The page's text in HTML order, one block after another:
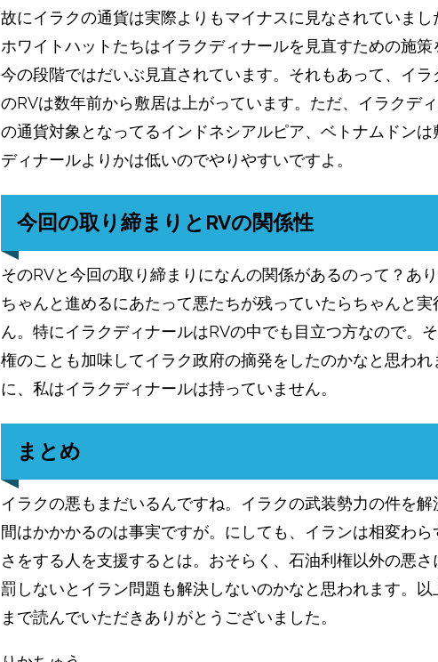
故にイラクの通貨は実際よりもマイナスに見なされていまし
ホワイトハットたちはイラクディナールを見直すための施策
今の段階ではだいぶ見直されています。それもあって、イラ
のRVは数年前から敷居は上がっています。ただ、イラクデ
の通貨対象となってるインドネシアルピア、ベトナムドンは
ディナールよりかは低いのでやりやすいですよ。
今回の取り締まりとRVの関係性
そのRVと今回の取り締まりになんの関係があるのって？あ
ちゃんと進めるにあたって悪たちが残っていたらちゃんと
ん。特にイラクディナールはRVの中でも目立つ方なので。
権のことも加味してイラク政府の摘発をしたのかなと思われ
に、私はイラクディナールは持っていません。
まとめ
イラクの悪もまだいるんですね。イラクの武装勢力の件を
間はかかかるのは事実ですが。にしても、イランは相変わら
さをする人を支援するとは。おそらく、石油利権以外の悪
罰しないとイラン問題も解決しないのかなと思われます。以
まで読んでいただきありがとうございました。